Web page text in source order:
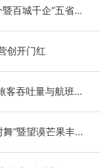
百城千企“五省
创开门红
客吞吐量与航班起
”暨望谟芒果丰收